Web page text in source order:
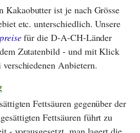
Kakaobutter ist je nach Grösse
etc. unterschiedlich. Unsere
für die D-A-CH-Länder
Zutatenbild - und mit Klick
Anbietern.
Fettsäuren gegenüber der
Fettsäuren führt zu